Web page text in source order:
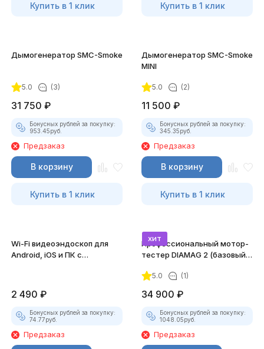
Купить в 1 клик Купить в 1 клик
Дымогенератор SMC-Smoke
5.0 (3)
31 750 ₽
Бонусных рублей за покупку:
953.45руб.
Предзаказ
В корзину
Купить в 1 клик
Дымогенератор SMC-Smoke
MINI
5.0 (2)
11 500 ₽
Бонусных рублей за покупку:
345.35руб.
Предзаказ
В корзину
Купить в 1 клик
Wi-Fi видеоэндоскоп для
Android, iOS и ПК с
2 490 ₽
Бонусных рублей за покупку:
74.77руб.
Предзаказ
хит
Профессиональный мотор-
тестер DIAMAG 2 (базовый
5.0 (1)
34 900 ₽
Бонусных рублей за покупку:
1048.05руб.
Предзаказ